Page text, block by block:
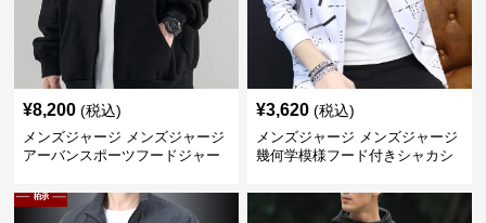
¥8,200 (税込)
メンズジャージ メンズジャージ
アーバンスポーツフードジャー
¥3,620 (税込)
メンズジャージ メンズジャージ
幾何学模様フード付きシャカシ